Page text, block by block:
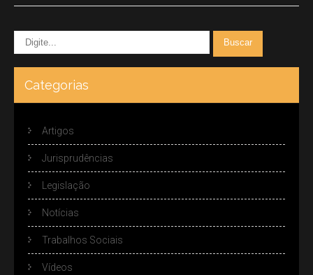
Categorias
Artigos
Jurisprudências
Legislação
Notícias
Trabalhos Sociais
Vídeos